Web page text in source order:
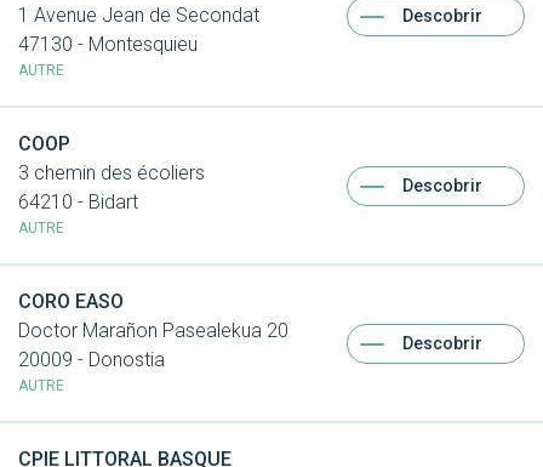
1 Avenue Jean de Secondat
47130 - Montesquieu
AUTRE
Descobrir
COOP
3 chemin des écoliers
64210 - Bidart
AUTRE
Descobrir
CORO EASO
Doctor Marañon Pasealekua 20
20009 - Donostia
AUTRE
Descobrir
CPIE LITTORAL BASQUE